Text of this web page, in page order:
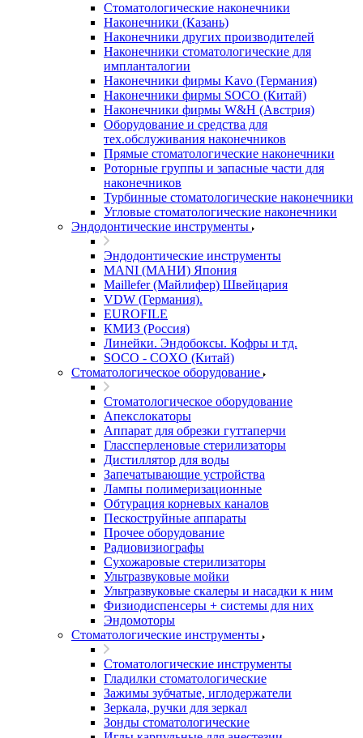
Стоматологические наконечники
Наконечники (Казань)
Наконечники других производителей
Наконечники стоматологические для
импланталогии
Наконечники фирмы Kavo (Германия)
Наконечники фирмы SOCO (Китай)
Наконечники фирмы W&H (Австрия)
Оборудование и средства для
тех.обслуживания наконечников
Прямые стоматологические наконечники
Роторные группы и запасные части для
наконечников
Турбинные стоматологические наконечники
Угловые стоматологические наконечники
Эндодонтические инструменты
Эндодонтические инструменты
MANI (МАНИ) Япония
Maillefer (Майлифер) Швейцария
VDW (Германия).
EUROFILE
КМИЗ (Россия)
Линейки. Эндобоксы. Кофры и тд.
SOCO - COXO (Китай)
Стоматологическое оборудование
Стоматологическое оборудование
Апекслокаторы
Аппарат для обрезки гуттаперчи
Глассперленовые стерилизаторы
Дистиллятор для воды
Запечатывающие устройства
Лампы полимеризационные
Обтурация корневых каналов
Пескоструйные аппараты
Прочее оборудование
Радиовизиографы
Сухожаровые стерилизаторы
Ультразвуковые мойки
Ультразвуковые скалеры и насадки к ним
Физиодиспенсеры + системы для них
Эндомоторы
Стоматологические инструменты
Стоматологические инструменты
Гладилки стоматологические
Зажимы зубчатые, иглодержатели
Зеркала, ручки для зеркал
Зонды стоматологические